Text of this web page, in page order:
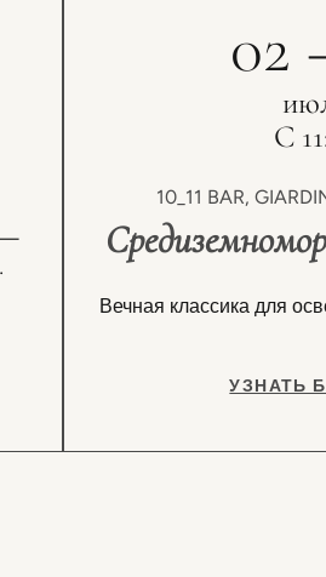
—
02
С
10_11 BAR,
Вечная классика для
УЗНАТЬ